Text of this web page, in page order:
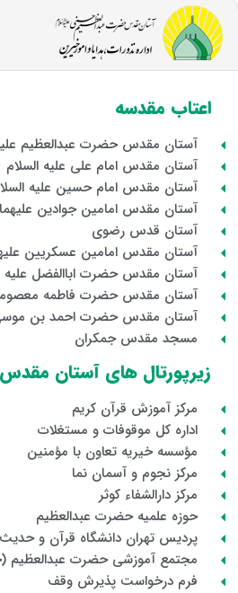
اعتاب مقدسه
آستان مقدس حضرت عبدالعظیم
آستان مقدس امام علی علیه السلام
آستان مقدس امام حسین علیه
آستان مقدس امامین جوادین
آستان قدس رضوی
آستان مقدس امامین عسکریین
آستان مقدس حضرت اباالفضل علیه
آستان مقدس حضرت فاطمه معصومه
آستان مقدس حضرت احمد بن موسی
مسجد مقدس جمکران
زیرپورتال های آستان مقدس
مرکز آموزش قرآن کریم
اداره کل موقوفات و مستغلات
مؤسسه خیریه تعاون با مؤمنین
مرکز نجوم و آسمان نما
مرکز دارالشفاء کوثر
حوزه علمیه حضرت عبدالعظیم
پردیس تهران دانشگاه قرآن و حدیث
مجتمع آموزشی حضرت
فرم درخواست پذیرش وقف